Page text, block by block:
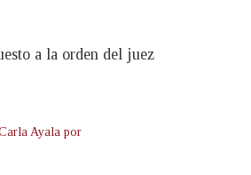
a la orden del juez
Ayala por